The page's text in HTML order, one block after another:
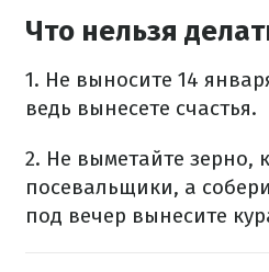
Что нельзя
1. Не выносите 14
ведь вынесете счастья.
2. Не выметайте зерно,
посевальщики, а
под вечер вынесите